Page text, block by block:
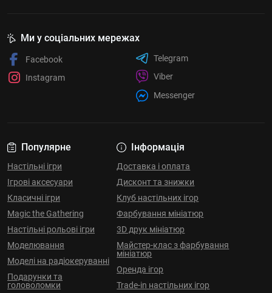
Популярне
Настільні ігри
Ігрові аксесуари
Класичні ігри
Magic the Gathering
Настільні рольові ігри
Моделювання
Моделі на радіокеруванні
Подарунки та
головоломки
Інформація
Доставка і оплата
Дисконт та знижки
Клуб настільних ігор
Фарбування мініатюр
3D друк мініатюр
Майстер-клас з фарбування
мініатюр
Оренда ігор
Trade-in настільних ігор
Ми у соціальних мережах
Facebook
Instagram
Telegram
Viber
Messenger